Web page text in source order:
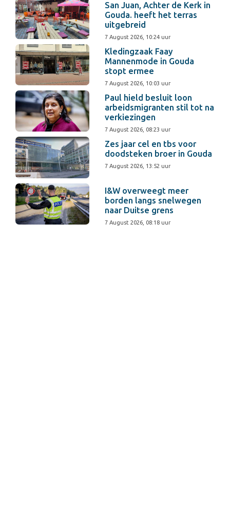
San Juan, Achter de Kerk in
Gouda. heeft het terras
uitgebreid
7 August 2026, 10:24 uur
Kledingzaak Faay
Mannenmode in Gouda
stopt ermee
7 August 2026, 10:03 uur
Paul hield besluit loon
arbeidsmigranten stil tot na
verkiezingen
7 August 2026, 08:23 uur
Zes jaar cel en tbs voor
doodsteken broer in Gouda
7 August 2026, 13:52 uur
I&W overweegt meer
borden langs snelwegen
naar Duitse grens
7 August 2026, 08:18 uur